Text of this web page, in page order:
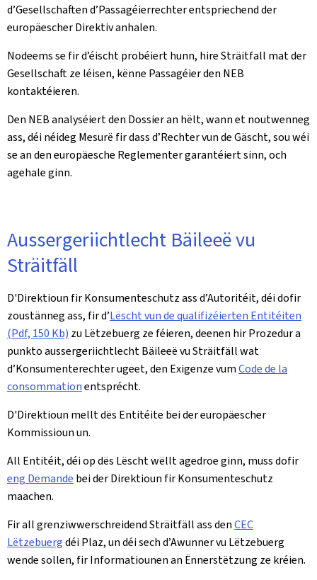
d’Gesellschaften d’Passagéierrechter entspriechend der
europäescher Direktiv anhalen.
Nodeems se fir d’éischt probéiert hunn, hire Sträitfall mat der
Gesellschaft ze léisen, kënne Passagéier den NEB
kontaktéieren.
Den NEB analyséiert den Dossier an hëlt, wann et noutwenneg
ass, déi néideg Mesurë fir dass d’Rechter vun de Gäscht, sou wéi
se an den europäesche Reglementer garantéiert sinn, och
agehale ginn.
Aussergeriichtlecht Bäileeë vu
Sträitfäll
D'Direktioun fir Konsumenteschutz ass d’Autoritéit, déi dofir
zoustänneg ass, fir d’Lëscht vun de qualifizéierten Entitéiten
(Pdf, 150 Kb) zu Lëtzebuerg ze féieren, deenen hir Prozedur a
punkto aussergeriichtlecht Bäileeë vu Sträitfäll wat
d’Konsumenterechter ugeet, den Exigenze vumCode de la
consommationentsprécht.
D'Direktioun mellt dës Entitéite bei der europäescher
Kommissioun un.
All Entitéit, déi op dës Lëscht wëllt agedroe ginn, muss dofir
eng Demande bei der Direktioun fir Konsumenteschutz
maachen.
Fir all grenziwwerschreidend Sträitfäll ass denCEC
Lëtzebuergdéi Plaz, un déi sech d’Awunner vu Lëtzebuerg
wende sollen, fir Informatiounen an Ënnerstëtzung ze kréien.